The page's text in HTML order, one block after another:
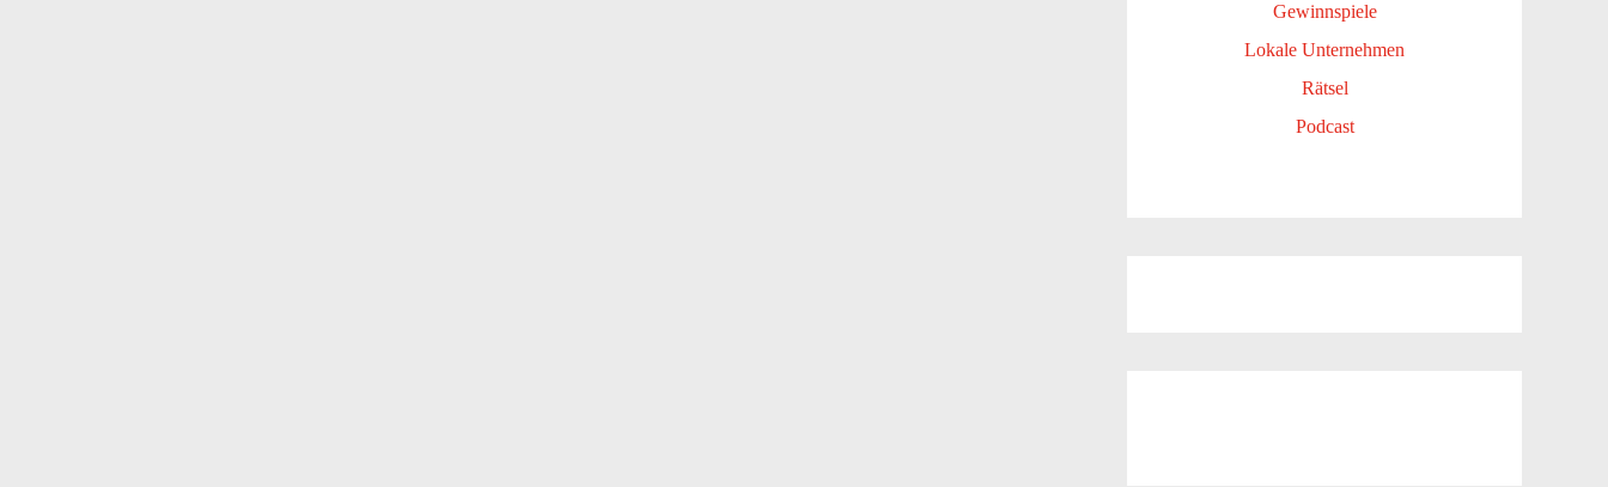
Gewinnspiele
Lokale Unternehmen
Rätsel
Podcast